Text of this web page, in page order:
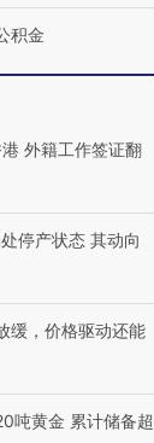
积金
外籍工作签证翻
停产状态 其动向
缓，价格驱动还能
吨黄金 累计储备超